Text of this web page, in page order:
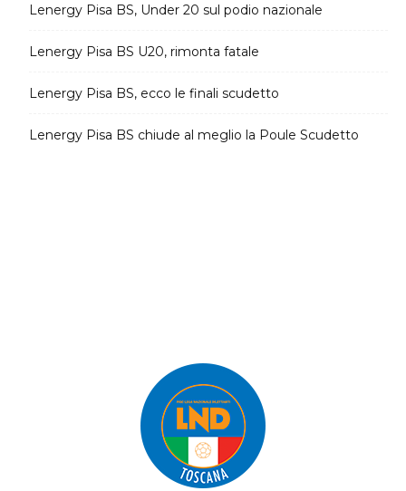
Lenergy Pisa BS, Under 20 sul podio nazionale
Lenergy Pisa BS U20, rimonta fatale
Lenergy Pisa BS, ecco le finali scudetto
Lenergy Pisa BS chiude al meglio la Poule Scudetto